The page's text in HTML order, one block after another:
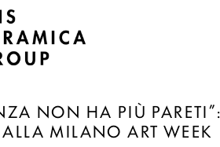
NON HA PIÙ
MILANO ART WEEK